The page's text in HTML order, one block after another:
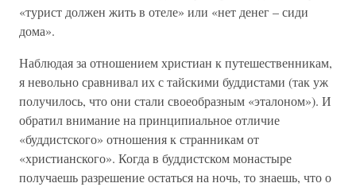
«турист должен жить в отеле» или «нет денег – сиди
дома».
Наблюдая за отношением христиан к путешественникам,
я невольно сравнивал их с тайскими буддистами (так уж
получилось, что они стали своеобразным «эталоном»). И
обратил внимание на принципиальное отличие
«буддистского» отношения к странникам от
«христианского». Когда в буддистском монастыре
получаешь разрешение остаться на ночь, то знаешь, что о